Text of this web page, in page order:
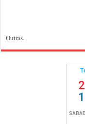
Outras..